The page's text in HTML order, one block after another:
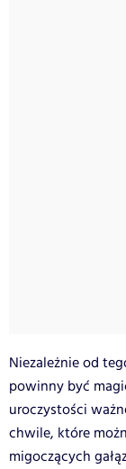
Niezależnie od
powinny być
uroczystości
chwile, które
migoczących